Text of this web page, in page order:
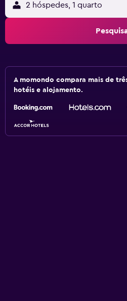
2 hóspedes, 1 quarto
A momondo compara mais de
hotéis e alojamento.